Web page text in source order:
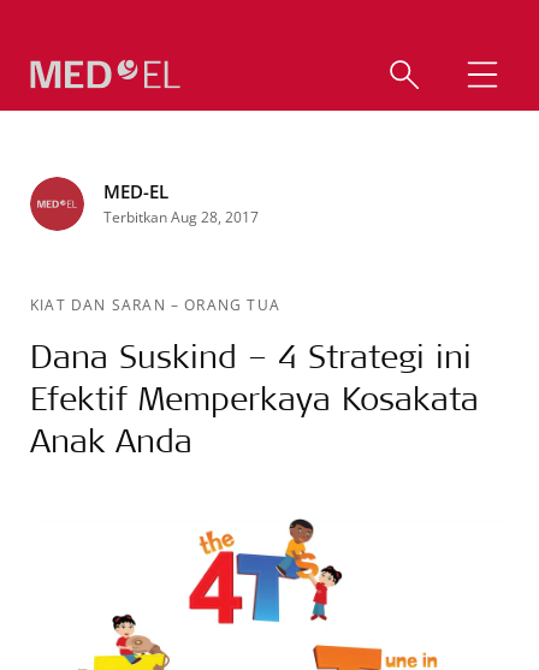
MED-EL
Terbitkan Aug 28, 2017
KIAT DAN SARAN – ORANG TUA
Dana Suskind – 4 Strategi ini
Efektif Memperkaya Kosakata
Anak Anda